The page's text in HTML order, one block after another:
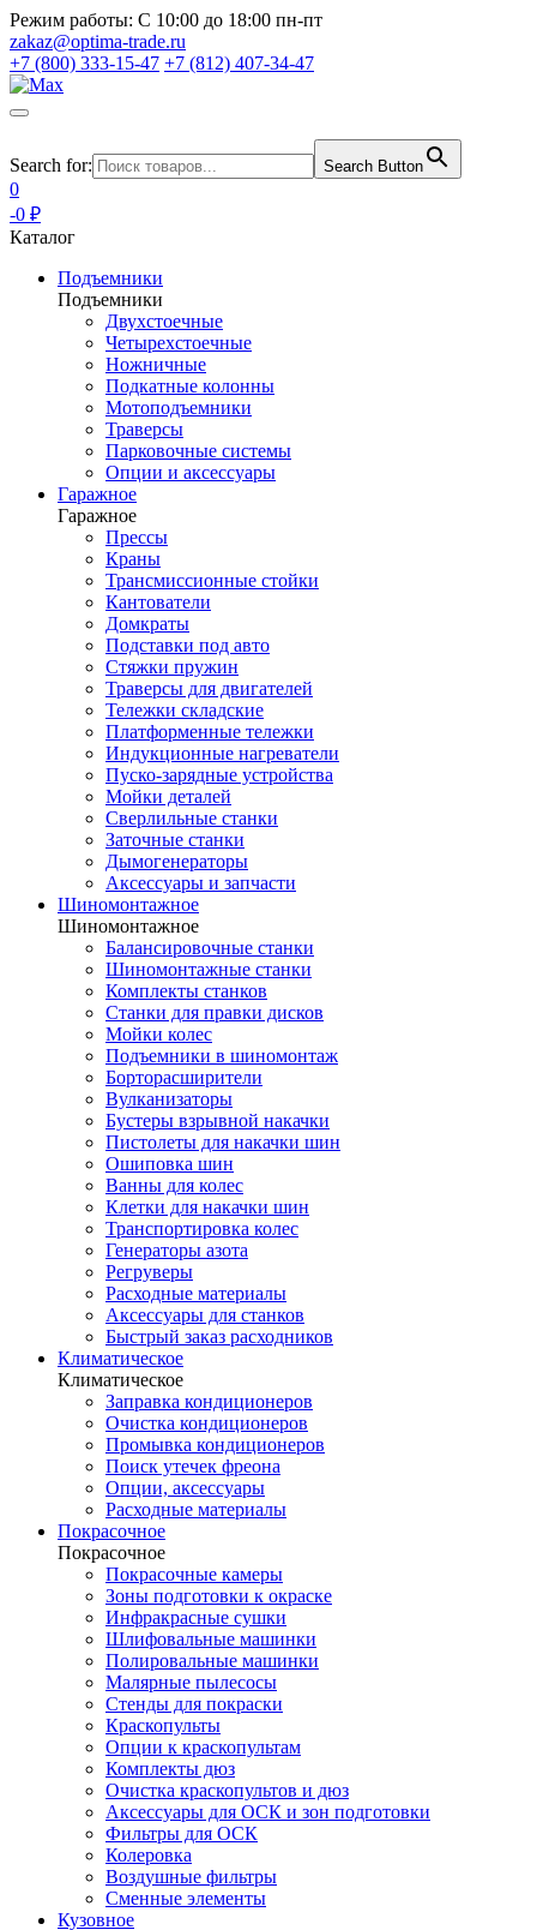
Режим работы: С 10:00 до 18:00 пн-пт
zakaz@optima-trade.ru
+7 (800) 333-15-47 +7 (812) 407-34-47
Search for: Search Button
0
-0 ₽
Каталог
Подъемники
Подъемники
Двухстоечные
Четырехстоечные
Ножничные
Подкатные колонны
Мотоподъемники
Траверсы
Парковочные системы
Опции и аксессуары
Гаражное
Гаражное
Прессы
Краны
Трансмиссионные стойки
Кантователи
Домкраты
Подставки под авто
Стяжки пружин
Траверсы для двигателей
Тележки складские
Платформенные тележки
Индукционные нагреватели
Пуско-зарядные устройства
Мойки деталей
Сверлильные станки
Заточные станки
Дымогенераторы
Аксессуары и запчасти
Шиномонтажное
Шиномонтажное
Балансировочные станки
Шиномонтажные станки
Комплекты станков
Станки для правки дисков
Мойки колес
Подъемники в шиномонтаж
Борторасширители
Вулканизаторы
Бустеры взрывной накачки
Пистолеты для накачки шин
Ошиповка шин
Ванны для колес
Клетки для накачки шин
Транспортировка колес
Генераторы азота
Регруверы
Расходные материалы
Аксессуары для станков
Быстрый заказ расходников
Климатическое
Климатическое
Заправка кондиционеров
Очистка кондиционеров
Промывка кондиционеров
Поиск утечек фреона
Опции, аксессуары
Расходные материалы
Покрасочное
Покрасочное
Покрасочные камеры
Зоны подготовки к окраске
Инфракрасные сушки
Шлифовальные машинки
Полировальные машинки
Малярные пылесосы
Стенды для покраски
Краскопульты
Опции к краскопультам
Комплекты дюз
Очистка краскопультов и дюз
Аксессуары для ОСК и зон подготовки
Фильтры для ОСК
Колеровка
Воздушные фильтры
Сменные элементы
Кузовное